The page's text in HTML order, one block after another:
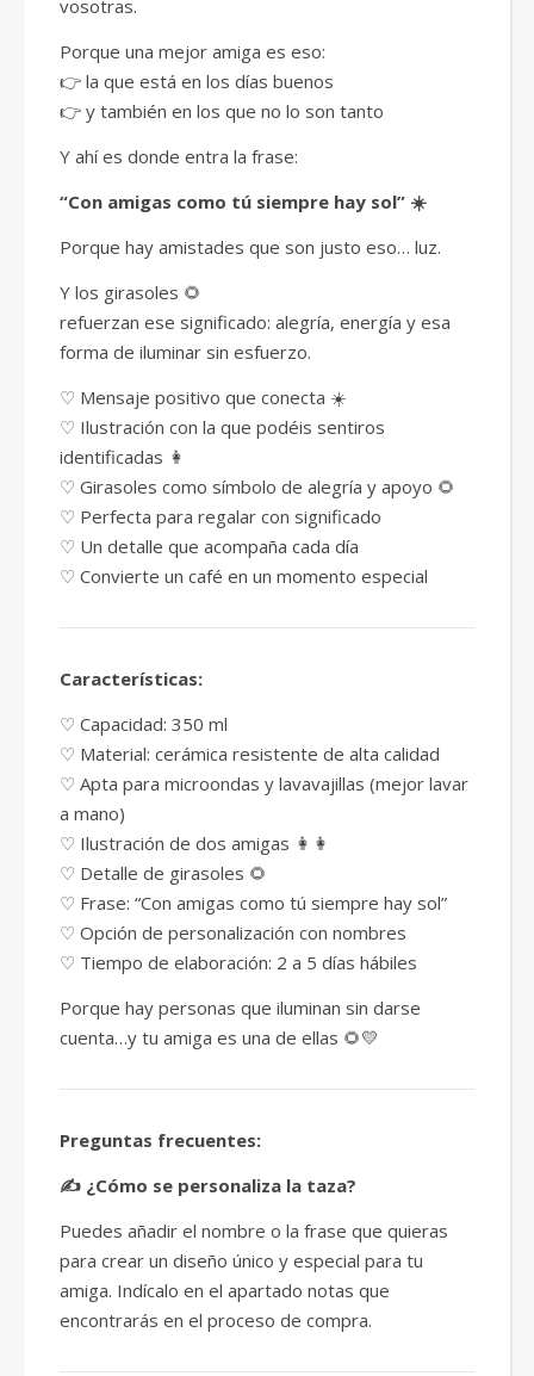
vosotras.
Porque una mejor amiga es eso:
👉 la que está en los días buenos
👉 y también en los que no lo son tanto
Y ahí es donde entra la frase:
“Con amigas como tú siempre hay sol” ☀️
Porque hay amistades que son justo eso… luz.
Y los girasoles 🌻
refuerzan ese significado: alegría, energía y esa
forma de iluminar sin esfuerzo.
♡ Mensaje positivo que conecta ☀️
♡ Ilustración con la que podéis sentiros
identificadas 👩
♡ Girasoles como símbolo de alegría y apoyo 🌻
♡ Perfecta para regalar con significado
♡ Un detalle que acompaña cada día
♡ Convierte un café en un momento especial
Características:
♡ Capacidad: 350 ml
♡ Material: cerámica resistente de alta calidad
♡ Apta para microondas y lavavajillas (mejor lavar
a mano)
♡ Ilustración de dos amigas 👩👩
♡ Detalle de girasoles 🌻
♡ Frase: “Con amigas como tú siempre hay sol”
♡ Opción de personalización con nombres
♡ Tiempo de elaboración: 2 a 5 días hábiles
Porque hay personas que iluminan sin darse
cuenta…y tu amiga es una de ellas 🌻💛
Preguntas frecuentes:
✍️ ¿Cómo se personaliza la taza?
Puedes añadir el nombre o la frase que quieras
para crear un diseño único y especial para tu
amiga. Indícalo en el apartado notas que
encontrarás en el proceso de compra.